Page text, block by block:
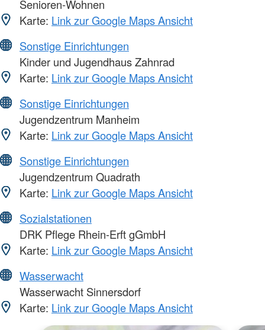
Senioren-Wohnen
Karte: Link zur Google Maps Ansicht
Sonstige Einrichtungen
Kinder und Jugendhaus Zahnrad
Karte: Link zur Google Maps Ansicht
Sonstige Einrichtungen
Jugendzentrum Manheim
Karte: Link zur Google Maps Ansicht
Sonstige Einrichtungen
Jugendzentrum Quadrath
Karte: Link zur Google Maps Ansicht
Sozialstationen
DRK Pflege Rhein-Erft gGmbH
Karte: Link zur Google Maps Ansicht
Wasserwacht
Wasserwacht Sinnersdorf
Karte: Link zur Google Maps Ansicht